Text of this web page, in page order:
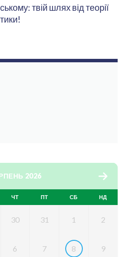
твій шлях від теорії
2026
ЧТ ПТ СБ НД
30 31 1 2
6 7 8 9